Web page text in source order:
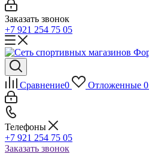
Заказать звонок
+7 921 254 75 05
Сравнение0 Отложенные 0
Телефоны
+7 921 254 75 05
Заказать звонок